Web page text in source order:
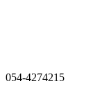
054-4274215